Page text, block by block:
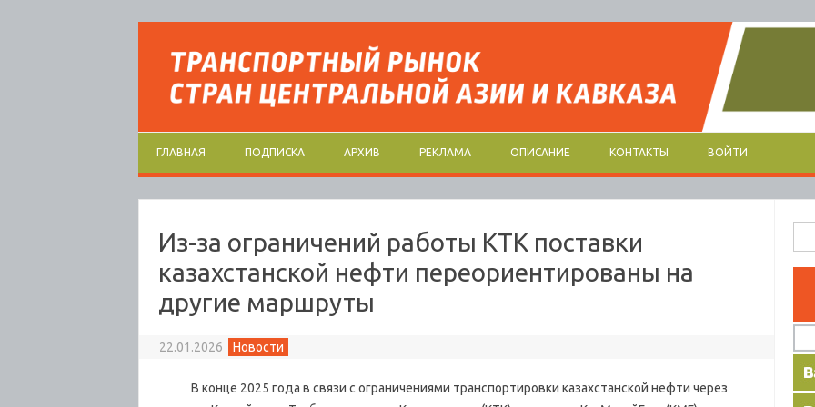
Перейти к содержимому
ГЛАВНАЯ ПОДПИСКА АРХИВ РЕКЛАМА ОПИСАНИЕ КОНТАКТЫ ВОЙТИ
Из-за ограничений работы КТК поставки
казахстанской нефти переориентированы на
другие маршруты
22.01.2026 Новости
В конце 2025 года в связи с ограничениями транспортировки казахстанской нефти через